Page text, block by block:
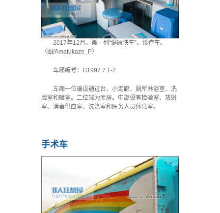
2017年12月。第一列“健康快车”。诊疗车。
（图/Amatukaze_P）
车厢编号：G1997.7.1-2
车厢一位端设通过台、小走廊、厕所淋浴室、洗
脸室和暗室。二位端为库房。中部设有检验室、放射
室、消毒供应室、洗涤室和医务人员休息室。
手术车